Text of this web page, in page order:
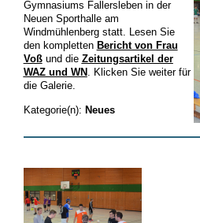
Gymnasiums Fallersleben in der
Neuen Sporthalle am
Windmühlenberg statt. Lesen Sie
den kompletten Bericht von Frau
Voß und die Zeitungsartikel der
WAZ und WN . Klicken Sie weiter für
die Galerie.
Kategorie(n): Neues